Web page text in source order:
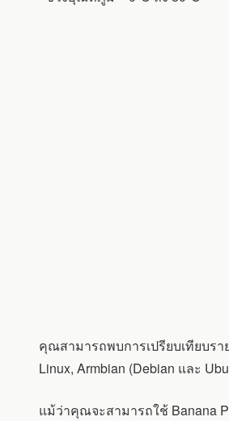
คุณสามารถพบการเปรียบเทียบรา
Linux, Armbian (Debian และ
แม้ว่าคุณจะสามารถใช้ Banana